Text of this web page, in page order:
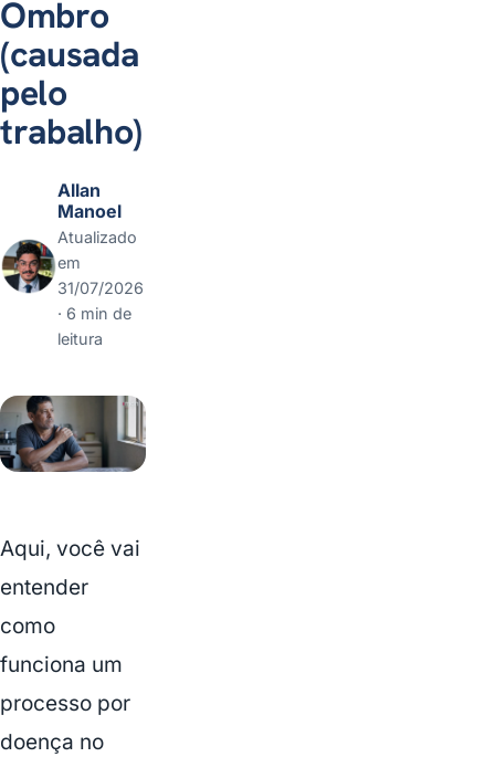
Ombro
(causada
pelo
trabalho)
Allan
Manoel
Atualizado
em
31/07/2026
· 6 min de
leitura
Aqui, você vai
entender
como
funciona um
processo por
doença no